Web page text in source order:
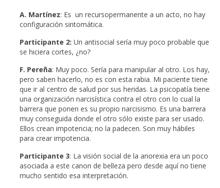
A. Martínez: Es un recursopermanente a un acto, no hay
configuración sintomática.
Participante 2: Un antisocial sería muy poco probable que
se hiciera cortes, ¿no?
F. Pereña: Muy poco. Sería para manipular al otro. Los hay,
pero saben hacerlo, no es con esta rabia. Mi paciente tiene
que ir al centro de salud por sus heridas. La psicopatía tiene
una organización narcisística contra el otro con lo cual la
barrera que ponen es su propio narcisismo. Es una barrera
muy conseguida donde el otro sólo existe para ser usado.
Ellos crean impotencia; no la padecen. Son muy hábiles
para crear impotencia.
Participante 3: La visión social de la anorexia era un poco
asociada a este canon de belleza pero desde aquí no tiene
mucho sentido esa interpretación.